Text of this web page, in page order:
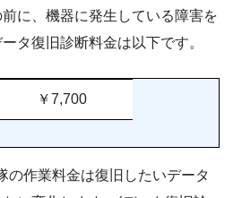
に、機器に発生している障害を
タ復旧診断料金は以下です。
￥7,700
の作業料金は復旧したいデータ